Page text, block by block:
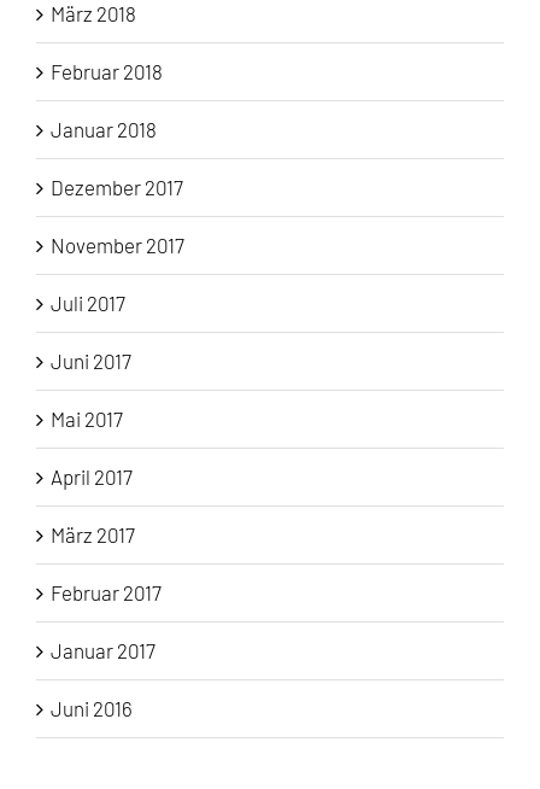
März 2018
Februar 2018
Januar 2018
Dezember 2017
November 2017
Juli 2017
Juni 2017
Mai 2017
April 2017
März 2017
Februar 2017
Januar 2017
Juni 2016